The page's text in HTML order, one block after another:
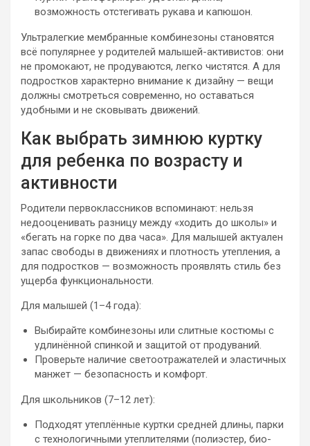
возможность отстегивать рукава и капюшон.
Ультралегкие мембранные комбинезоны становятся
всё популярнее у родителей малышей-активистов: они
не промокают, не продуваются, легко чистятся. А для
подростков характерно внимание к дизайну — вещи
должны смотреться современно, но оставаться
удобными и не сковывать движений.
Как выбрать зимнюю куртку
для ребенка по возрасту и
активности
Родители первоклассников вспоминают: нельзя
недооценивать разницу между «ходить до школы» и
«бегать на горке по два часа». Для малышей актуален
запас свободы в движениях и плотность утепления, а
для подростков — возможность проявлять стиль без
ущерба функциональности.
Для малышей (1–4 года):
Выбирайте комбинезоны или слитные костюмы с
удлинённой спинкой и защитой от продуваний.
Проверьте наличие светоотражателей и эластичных
манжет — безопасность и комфорт.
Для школьников (7–12 лет):
Подходят утеплённые куртки средней длины, парки
с технологичными утеплителями (полиэстер, био-